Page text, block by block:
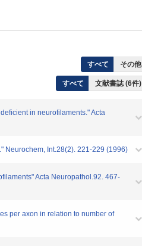
すべて その他
すべて 文献書誌 (6件)
in neurofilaments." Acta
Neurochem, Int.28(2). 221-229 (1996)
Acta Neuropathol.92. 467-
per axon in relation to number of